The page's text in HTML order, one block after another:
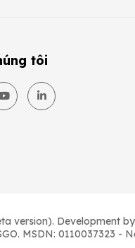
tôi
version). Development by
MSDN: 0110037323 -